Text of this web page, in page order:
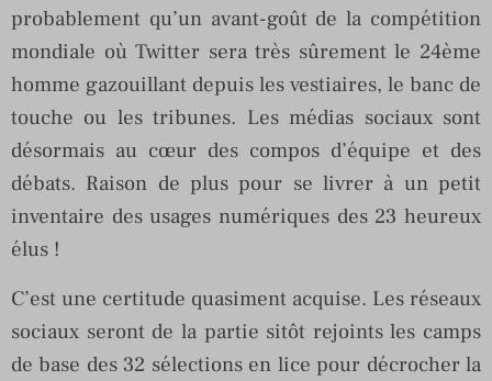
probablement qu’un avant-goût de la compétition
mondiale où Twitter sera très sûrement le 24ème
homme gazouillant depuis les vestiaires, le banc de
touche ou les tribunes. Les médias sociaux sont
désormais au cœur des compos d’équipe et des
débats. Raison de plus pour se livrer à un petit
inventaire des usages numériques des 23 heureux
élus !
C’est une certitude quasiment acquise. Les réseaux
sociaux seront de la partie sitôt rejoints les camps
de base des 32 sélections en lice pour décrocher la